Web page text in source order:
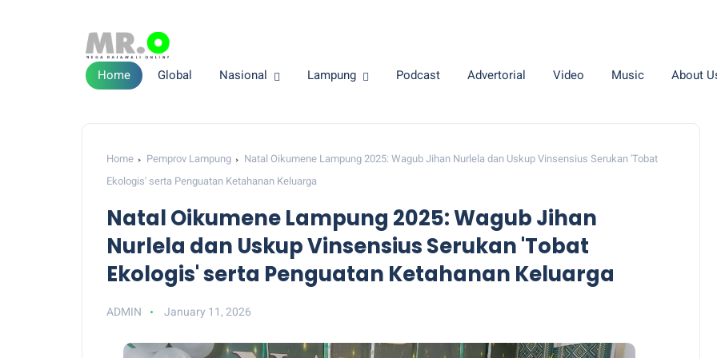
Home Global Nasional Lampung Podcast Advertorial Video Music About
Home Pemprov Lampung
Natal Oikumene Lampung 2025: Wagub Jihan Nurlela dan Uskup Vinsensius Serukan 'Tobat
Ekologis' serta Penguatan Ketahanan Keluarga
Natal Oikumene Lampung 2025: Wagub Jihan
Nurlela dan Uskup Vinsensius Serukan 'Tobat
Ekologis' serta Penguatan Ketahanan Keluarga
ADMIN January 11, 2026